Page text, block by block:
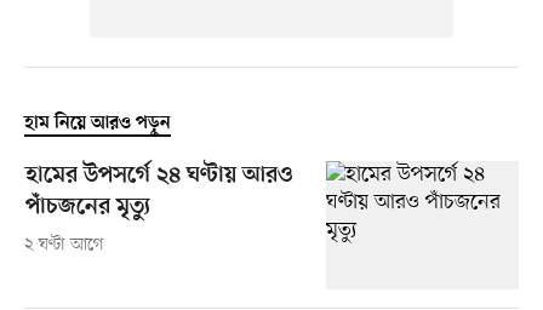
হাম নিয়ে আরও পড়ুন
হামের উপসর্গে ২৪ ঘণ্টায় আরও
পাঁচজনের মৃত্যু
২ ঘণ্টা আগে